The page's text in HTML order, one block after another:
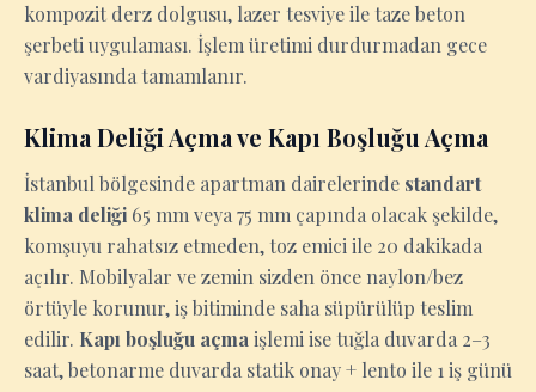
kompozit derz dolgusu, lazer tesviye ile taze beton
şerbeti uygulaması. İşlem üretimi durdurmadan gece
vardiyasında tamamlanır.
Klima Deliği Açma ve Kapı Boşluğu Açma
İstanbul bölgesinde apartman dairelerinde standart
klima deliği 65 mm veya 75 mm çapında olacak şekilde,
komşuyu rahatsız etmeden, toz emici ile 20 dakikada
açılır. Mobilyalar ve zemin sizden önce naylon/bez
örtüyle korunur, iş bitiminde saha süpürülüp teslim
edilir. Kapı boşluğu açma işlemi ise tuğla duvarda 2–3
saat, betonarme duvarda statik onay + lento ile 1 iş günü